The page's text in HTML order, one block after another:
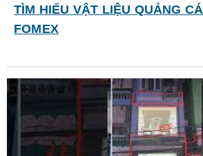
TÌM HIỂU VẬT LIỆU QUẢNG
FOMEX